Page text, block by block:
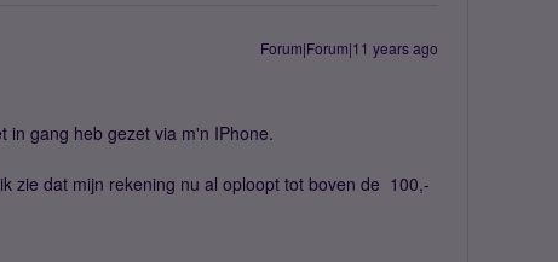
Forum|Forum|11 years ago
in gang heb gezet via m'n IPhone.
zie dat mijn rekening nu al oploopt tot boven de  100,-